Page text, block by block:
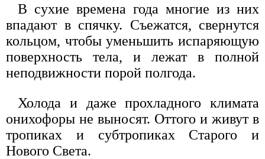
В сухие времена года многие из них
впадают в спячку. Съежатся, свернутся
кольцом, чтобы уменьшить испаряющую
поверхность тела, и лежат в полной
неподвижности порой полгода.
Холода и даже прохладного климата
онихофоры не выносят. Оттого и живут в
тропиках и субтропиках Старого и
Нового Света.